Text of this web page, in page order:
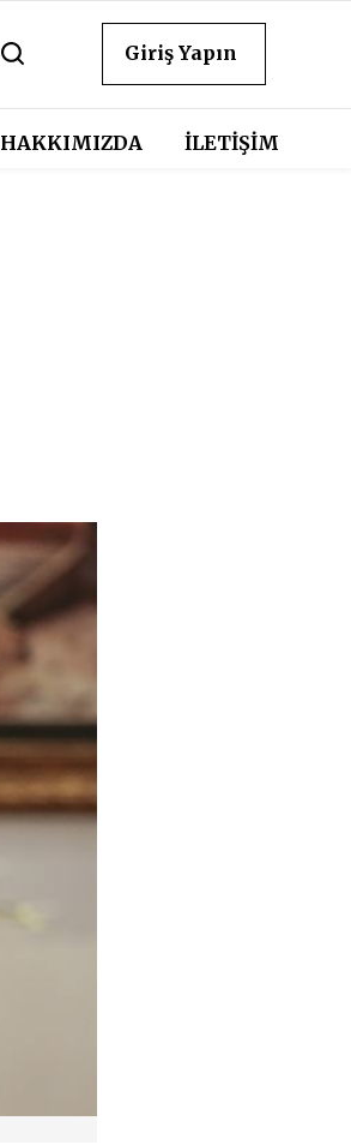
Giriş Yapın
HAKKIMIZDA İLETİŞİM